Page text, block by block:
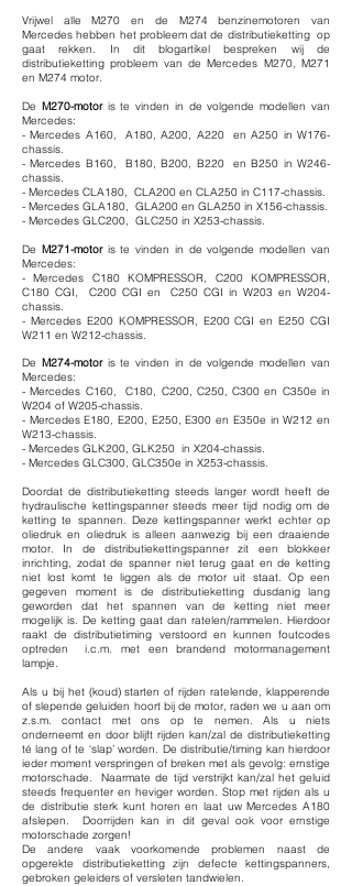
Vrijwel alle M270 en de M274 benzinemotoren van
Mercedes hebben het probleem dat de distributieketting op
gaat rekken. In dit blogartikel bespreken wij de
distributieketting probleem van de Mercedes M270, M271
en M274 motor.
De M270-motoris te vinden in de volgende modellen van
Mercedes:
- Mercedes A160, A180, A200, A220 en A250 in W176-
chassis.
- Mercedes B160, B180, B200, B220 en B250 in W246-
chassis.
- Mercedes CLA180, CLA200 en CLA250 in C117-chassis.
- Mercedes GLA180, GLA200 en GLA250 in X156-chassis.
- Mercedes GLC200, GLC250 in X253-chassis.
De M271-motoris te vinden in de volgende modellen van
Mercedes:
- Mercedes C180 KOMPRESSOR, C200 KOMPRESSOR,
C180 CGI, C200 CGI en C250 CGI in W203 en W204-
chassis.
- Mercedes E200 KOMPRESSOR, E200 CGI en E250 CGI
W211 en W212-chassis.
De M274-motoris te vinden in de volgende modellen van
Mercedes:
- Mercedes C160, C180, C200, C250, C300 en C350e in
W204 of W205-chassis.
- Mercedes E180, E200, E250, E300 en E350e in W212 en
W213-chassis.
- Mercedes GLK200, GLK250 in X204-chassis.
- Mercedes GLC300, GLC350e in X253-chassis.
Doordat de distributieketting steeds langer wordt heeft de
hydraulische kettingspanner steeds meer tijd nodig om de
ketting te spannen. Deze kettingspanner werkt echter op
oliedruk en oliedruk is alleen aanwezig bij een draaiende
motor. In de distributiekettingspanner zit een blokkeer
inrichting, zodat de spanner niet terug gaat en de ketting
niet lost komt te liggen als de motor uit staat. Op een
gegeven moment is de distributieketting dusdanig lang
geworden dat het spannen van de ketting niet meer
mogelijk is. De ketting gaat dan ratelen/rammelen. Hierdoor
raakt de distributietiming verstoord en kunnen foutcodes
optreden i.c.m. met een brandend motormanagement
lampje.
Als u bij het (koud) starten of rijden ratelende, klapperende
of slepende geluiden hoort bij de motor, raden we u aan om
z.s.m. contact met ons op te nemen. Als u niets
onderneemt en door blijft rijden kan/zal de distributieketting
té lang of te ‘slap’ worden. De distributie/timing kan hierdoor
ieder moment verspringen of breken met als gevolg: ernstige
motorschade. Naarmate de tijd verstrijkt kan/zal het geluid
steeds frequenter en heviger worden. Stop met rijden als u
de distributie sterk kunt horen en laat uw Mercedes A180
afslepen. Doorrijden kan in dit geval ook voor ernstige
motorschade zorgen!
De andere vaak voorkomende problemen naast de
opgerekte distributieketting zijn defecte kettingspanners,
gebroken geleiders of versleten tandwielen.